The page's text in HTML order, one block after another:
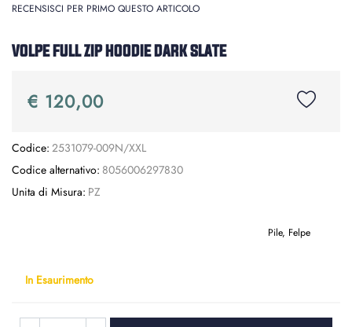
RECENSISCI PER PRIMO QUESTO ARTICOLO
VOLPE FULL ZIP HOODIE DARK SLATE
€ 120,00
Codice: 2531079-009N/XXL
Codice alternativo: 8056006297830
Unita di Misura: PZ
Pile, Felpe
In Esaurimento